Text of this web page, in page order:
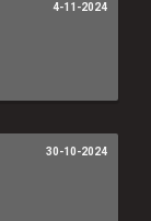
4-11-2024
30-10-2024